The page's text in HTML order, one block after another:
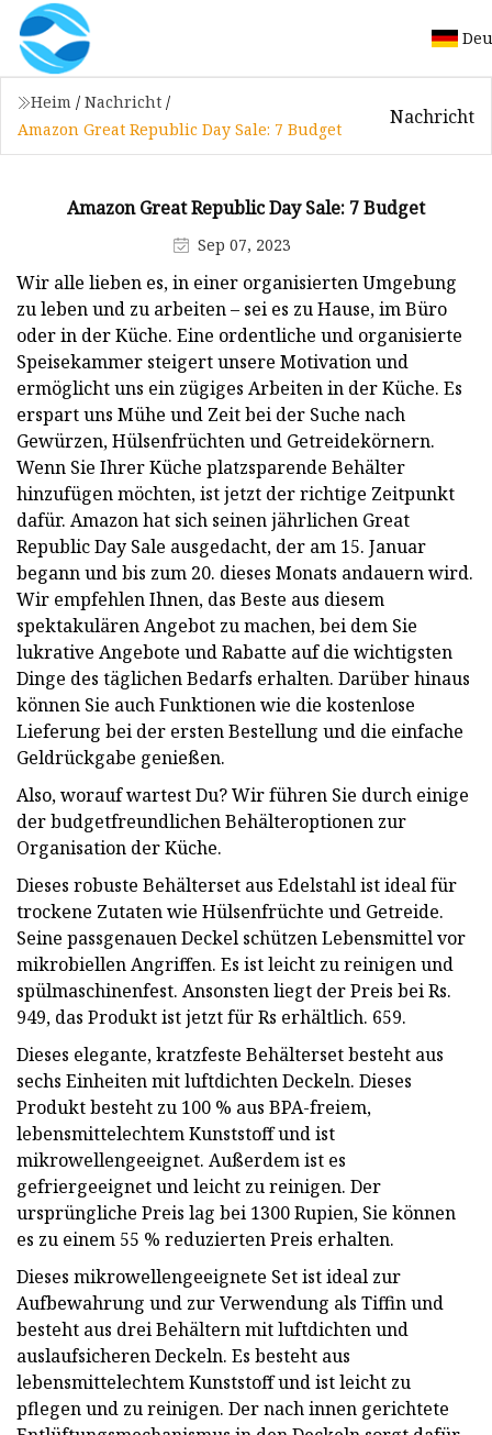
Heim / Nachricht /
Amazon Great Republic Day Sale: 7 Budget
Nachricht
Amazon Great Republic Day Sale: 7 Budget
Sep 07, 2023
Wir alle lieben es, in einer organisierten Umgebung
zu leben und zu arbeiten – sei es zu Hause, im Büro
oder in der Küche. Eine ordentliche und organisierte
Speisekammer steigert unsere Motivation und
ermöglicht uns ein zügiges Arbeiten in der Küche. Es
erspart uns Mühe und Zeit bei der Suche nach
Gewürzen, Hülsenfrüchten und Getreidekörnern.
Wenn Sie Ihrer Küche platzsparende Behälter
hinzufügen möchten, ist jetzt der richtige Zeitpunkt
dafür. Amazon hat sich seinen jährlichen Great
Republic Day Sale ausgedacht, der am 15. Januar
begann und bis zum 20. dieses Monats andauern wird.
Wir empfehlen Ihnen, das Beste aus diesem
spektakulären Angebot zu machen, bei dem Sie
lukrative Angebote und Rabatte auf die wichtigsten
Dinge des täglichen Bedarfs erhalten. Darüber hinaus
können Sie auch Funktionen wie die kostenlose
Lieferung bei der ersten Bestellung und die einfache
Geldrückgabe genießen.
Also, worauf wartest Du? Wir führen Sie durch einige
der budgetfreundlichen Behälteroptionen zur
Organisation der Küche.
Dieses robuste Behälterset aus Edelstahl ist ideal für
trockene Zutaten wie Hülsenfrüchte und Getreide.
Seine passgenauen Deckel schützen Lebensmittel vor
mikrobiellen Angriffen. Es ist leicht zu reinigen und
spülmaschinenfest. Ansonsten liegt der Preis bei Rs.
949, das Produkt ist jetzt für Rs erhältlich. 659.
Dieses elegante, kratzfeste Behälterset besteht aus
sechs Einheiten mit luftdichten Deckeln. Dieses
Produkt besteht zu 100 % aus BPA-freiem,
lebensmittelechtem Kunststoff und ist
mikrowellengeeignet. Außerdem ist es
gefriergeeignet und leicht zu reinigen. Der
ursprüngliche Preis lag bei 1300 Rupien, Sie können
es zu einem 55 % reduzierten Preis erhalten.
Dieses mikrowellengeeignete Set ist ideal zur
Aufbewahrung und zur Verwendung als Tiffin und
besteht aus drei Behältern mit luftdichten und
auslaufsicheren Deckeln. Es besteht aus
lebensmittelechtem Kunststoff und ist leicht zu
pflegen und zu reinigen. Der nach innen gerichtete